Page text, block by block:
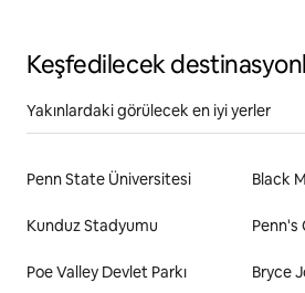
Keşfedilecek
Yakınlardaki görülecek en iyi yerler
Penn State Üniversitesi Black
Kunduz Stadyumu Penn's
Poe Valley Devlet Parkı Bryce